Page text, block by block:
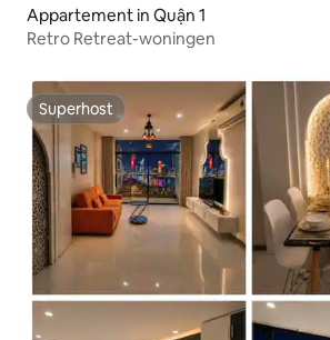
Appartement in Quận 1
Retro Retreat-woningen
Superhost
Superhost